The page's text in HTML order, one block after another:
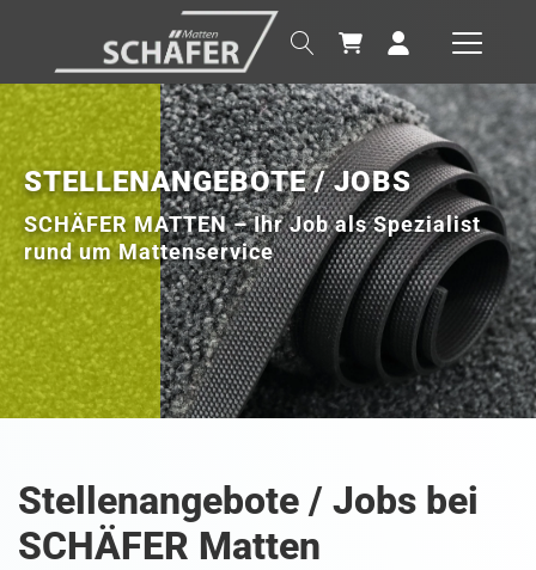
STELLENANGEBOTE / JOBS
SCHÄFER MATTEN – Ihr Job als Spezialist
rund um Mattenservice
Stellenangebote / Jobs bei
SCHÄFER Matten